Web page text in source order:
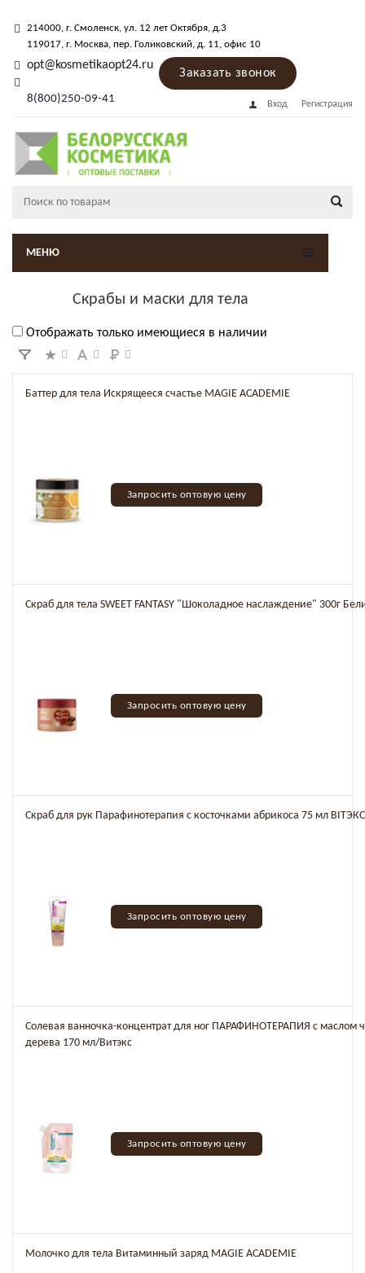
214000, г. Смоленск, ул. 12 лет Октября, д.3
119017, г. Москва, пер. Голиковский, д. 11, офис 10
opt@kosmetikaopt24.ru
8(800)250-09-41
Заказать звонок
Вход Регистрация
МЕНЮ
Скрабы и маски для тела
Отображать только имеющиеся в наличии
Баттер для тела Искрящееся счастье MAGIE ACADEMIE
Запросить оптовую цену
Скраб для тела SWEET FANTASY "Шоколадное наслаждение" 300г
Запросить оптовую цену
Скраб для рук Парафинотерапия с косточками абрикоса 75 мл BITЭКС
Запросить оптовую цену
Солевая ванночка-концентрат для ног ПАРАФИНОТЕРАПИЯ с маслом
дерева 170 мл/Витэкс
Запросить оптовую цену
Молочко для тела Витаминный заряд MAGIE ACADEMIE